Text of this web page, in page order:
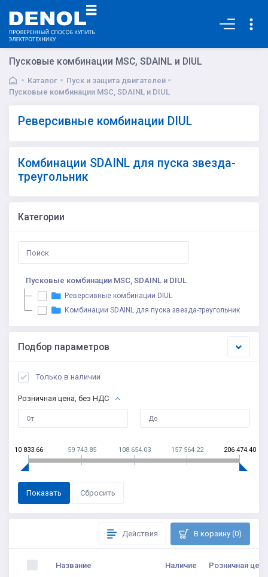
Пусковые комбинации MSC, SDAINL и DIUL
Каталог
Пуск и защита двигателей
Пусковые комбинации MSC, SDAINL и DIUL
Реверсивные комбинации DIUL
Комбинации SDAINL для пуска звезда-
треугольник
Действия В корзину (0)
Название Наличие Розничная
Категории
Пусковые комбинации MSC, SDAINL и DIUL
Реверсивные комбинации DIUL
Комбинации SDAINL для пуска звезда-треугольник
Подбор параметров
Только в наличии
Розничная цена, без НДС
10 833.66 59 743.85 108 654.03 157 564.22 206 474.40